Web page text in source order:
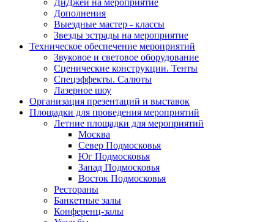
ДиДжей на мероприятие
Дополнения
Выездные мастер - классы
Звезды эстрады на мероприятие
Техническое обеспечение мероприятий
Звуковое и световое оборудование
Сценические конструкции. Тенты
Спецэффекты. Салюты
Лазерное шоу
Организация презентаций и выставок
Площадки для проведения мероприятий
Летние площадки для мероприятий
Москва
Север Подмосковья
Юг Подмосковья
Запад Подмосковья
Восток Подмосковья
Рестораны
Банкетные залы
Конференц-залы